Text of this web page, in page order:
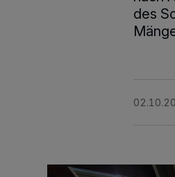
des